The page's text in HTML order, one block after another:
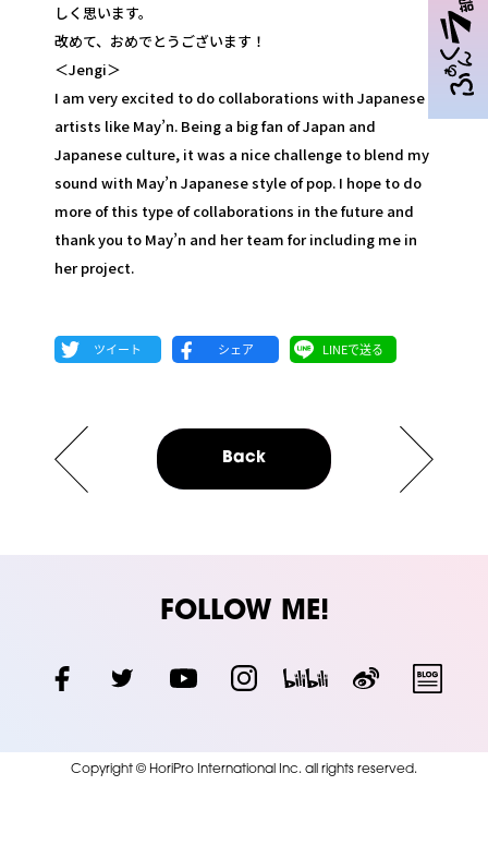
しく思います。
改めて、おめでとうございます！
＜Jengi＞
I am very excited to do collaborations with Japanese
artists like May’n. Being a big fan of Japan and
Japanese culture, it was a nice challenge to blend my
sound with May’n Japanese style of pop. I hope to do
more of this type of collaborations in the future and
thank you to May’n and her team for including me in
her project.
Back
FOLLOW ME!
Copyright © HoriPro International Inc. all rights reserved.